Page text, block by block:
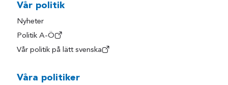
Vår politik
Nyheter
Politik A-Ö
Vår politik på lätt svenska
Våra politiker